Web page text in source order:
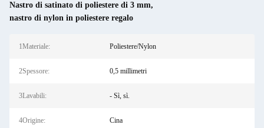
Nastro di satinato di poliestere di 3 mm,
nastro di nylon in poliestere regalo
1Materiale: Poliestere/Nylon
2Spessore: 0,5 millimetri
3Lavabili: - Sì, sì.
4Origine: Cina